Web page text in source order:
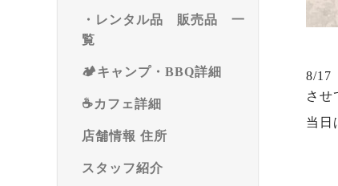
・レンタル品 販売品 一
覧
🏕️キャンプ・BBQ詳細
☕️カフェ詳細
店舗情報 住所
スタッフ紹介
8/17
させ
当日